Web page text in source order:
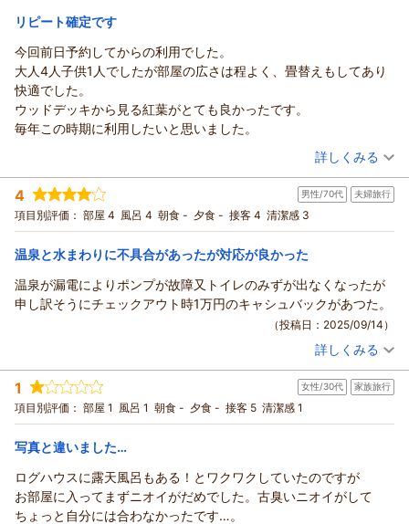
利用したいです
宿泊価格帯： 8,001～9,000円(大人一人あたり/税込)
リピート確定です
今回前日予約してからの利用でした。
大人4人子供1人でしたが部屋の広さは程よく、畳替えもしてあり
快適でした。
ウッドデッキから見る紅葉がとても良かったです。
毎年この時期に利用したいと思いました。
（投稿日：2025/11/11）
宿泊時期： 2025年11月宿泊 (その他)
投稿者： サカミチさん
宿泊プラン： 新緑の中でのBBQ（用具有料・要予約）＆掛け流しの温泉を楽
しむ特期及び土曜日、休前日ステイプラン
和室 食事なし
宿泊価格帯： 7,001～8,000円(大人一人あたり/税込)
詳しくみる
4 男性/70代 夫婦旅行
項目別評価： 部屋 4 風呂 4 朝食 - 夕食 - 接客 4 清潔感 3
温泉と水まわりに不具合があったが対応が良かった
温泉が漏電によりポンプが故障又トイレのみずが出なくなったが
申し訳そうにチェックアウト時1万円のキャシュバックがあつた。
（投稿日：2025/09/14）
投稿者： やまちゃんさん(男性/70代)
宿泊プラン： お２人だけで満点の星空を眺めながらの温泉とBBQ（有料・要
予約）を楽しめる露付きコテージカップルプラン
和室 食事なし
宿泊価格帯： 10,001～11,000円(大人一人あたり/税込)
詳しくみる
1 女性/30代 家族旅行
項目別評価： 部屋 1 風呂 1 朝食 - 夕食 - 接客 5 清潔感 1
写真と違いました…
ログハウスに露天風呂もある！とワクワクしていたのですが
お部屋に入ってまずニオイがだめでした。古臭いニオイがして
ちょっと自分には合わなかったです…。